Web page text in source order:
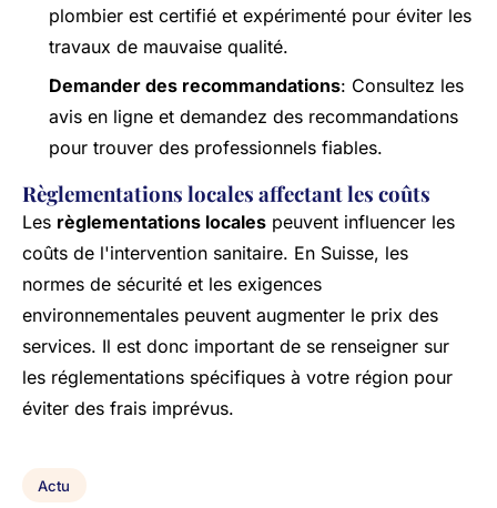
plombier est certifié et expérimenté pour éviter les
travaux de mauvaise qualité.
Demander des recommandations: Consultez les
avis en ligne et demandez des recommandations
pour trouver des professionnels fiables.
Règlementations locales affectant les coûts
Les règlementations locales peuvent influencer les
coûts de l'intervention sanitaire. En Suisse, les
normes de sécurité et les exigences
environnementales peuvent augmenter le prix des
services. Il est donc important de se renseigner sur
les réglementations spécifiques à votre région pour
éviter des frais imprévus.
Actu